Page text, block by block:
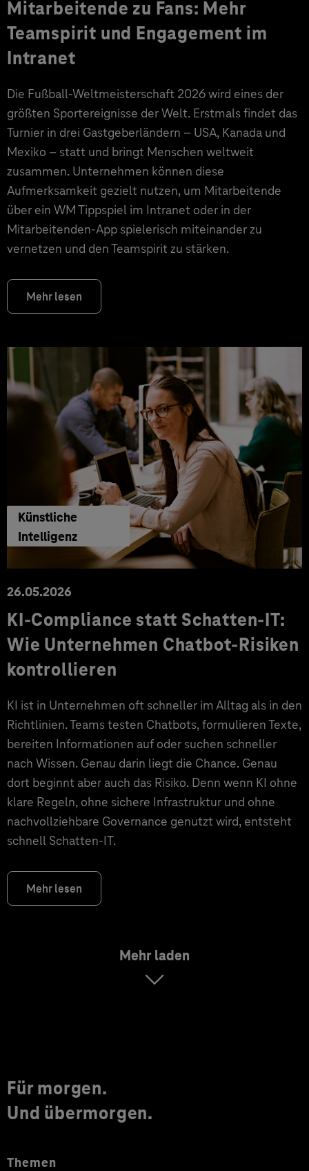
Mitarbeitende zu Fans: Mehr
Teamspirit und Engagement im
Intranet
Die Fußball-Weltmeisterschaft 2026 wird eines der
größten Sportereignisse der Welt. Erstmals findet das
Turnier in drei Gastgeberländern – USA, Kanada und
Mexiko – statt und bringt Menschen weltweit
zusammen. Unternehmen können diese
Aufmerksamkeit gezielt nutzen, um Mitarbeitende
über ein WM Tippspiel im Intranet oder in der
Mitarbeitenden-App spielerisch miteinander zu
vernetzen und den Teamspirit zu stärken.
Mehr lesen
Künstliche
Intelligenz
26.05.2026
KI-Compliance statt Schatten-IT:
Wie Unternehmen Chatbot-Risiken
kontrollieren
KI ist in Unternehmen oft schneller im Alltag als in den
Richtlinien. Teams testen Chatbots, formulieren Texte,
bereiten Informationen auf oder suchen schneller
nach Wissen. Genau darin liegt die Chance. Genau
dort beginnt aber auch das Risiko. Denn wenn KI ohne
klare Regeln, ohne sichere Infrastruktur und ohne
nachvollziehbare Governance genutzt wird, entsteht
schnell Schatten-IT.
Mehr lesen
Mehr laden
Für morgen.
Und übermorgen.
Themen